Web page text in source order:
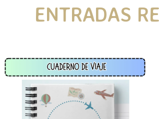
ENTRADAS